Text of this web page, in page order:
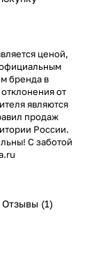
ценой,
бренда в
от
являются
продаж
России.
С заботой
Отзывы (1)